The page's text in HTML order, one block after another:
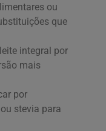
ou
que
integral por
mais
por
stevia para